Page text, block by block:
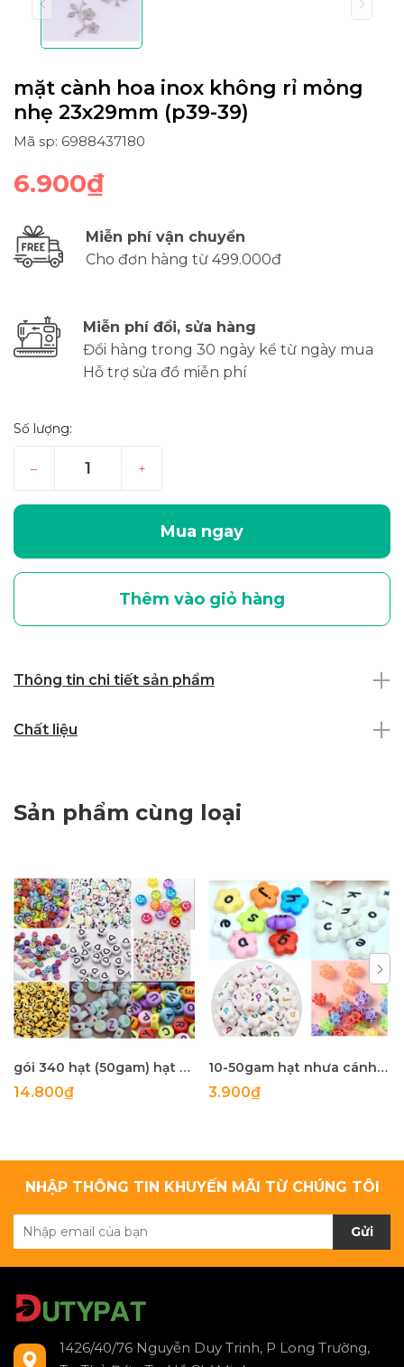
mặt cành hoa inox không rỉ mỏng
nhẹ 23x29mm (p39-39)
Mã sp: 6988437180
6.900₫
Miễn phí vận chuyển
Cho đơn hàng từ 499.000đ
Miễn phí đổi, sửa hàng
Đổi hàng trong 30 ngày kể từ ngày mua
Hỗ trợ sửa đồ miễn phí
Số lượng:
– +
Mua ngay
Thêm vào giỏ hàng
Thông tin chi tiết sản phẩm
Chất liệu
Sản phẩm cùng loại
gói 340 hạt (50gam) hạt nhựa tròn 4x7mm in mặt cười, chữ, .... làm handmade, phụ kiện, trang trí tuỳ sở thích
14.800₫
10-50gam hạt nhưa cánh hoa in chữ cái , in mặt cười các kiểu size 10-12mm
3.900₫
NHẬP THÔNG TIN KHUYẾN MÃI TỪ CHÚNG TÔI
Gửi
1426/40/76 Nguyễn Duy Trinh, P Long Trường,